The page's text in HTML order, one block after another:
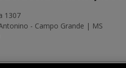
1307
- Campo Grande | MS